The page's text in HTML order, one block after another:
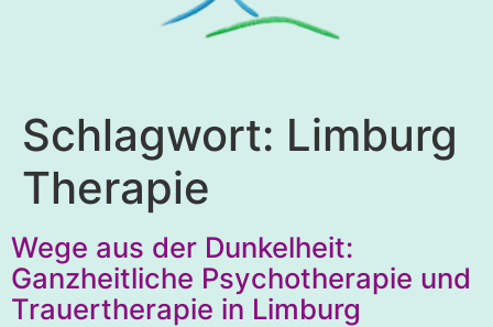
Schlagwort: Limburg
Therapie
Wege aus der Dunkelheit:
Ganzheitliche Psychotherapie und
Trauertherapie in Limburg